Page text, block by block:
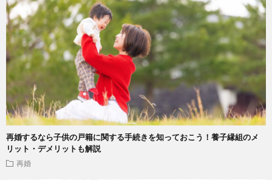
再婚するなら子供の戸籍に関する手続きを知っておこう！養子縁組のメ
リット・デメリットも解説
再婚